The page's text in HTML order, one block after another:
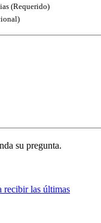
(Requerido)
su pregunta.
recibir las últimas